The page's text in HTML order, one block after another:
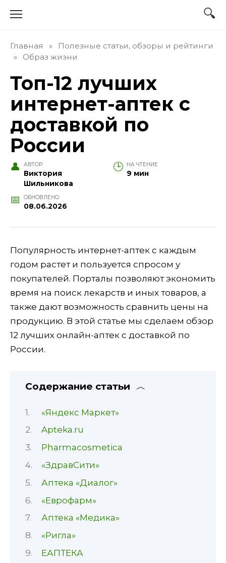
Главная »
Полезные статьи, обзоры и рейтинги
»
Образ жизни
Топ-12 лучших
интернет-аптек с
доставкой по
России
АВТОР
Виктория
Шильникова
НА ЧТЕНИЕ
9 мин
ОБНОВЛЕНО
08.06.2026
Популярность интернет-аптек с каждым
годом растет и пользуется спросом у
покупателей. Порталы позволяют экономить
время на поиск лекарств и иных товаров, а
также дают возможность сравнить цены на
продукцию. В этой статье мы сделаем обзор
12 лучших онлайн-аптек с доставкой по
России.
Содержание статьи
«Яндекс Маркет»
Apteka.ru
Pharmacosmetica
«ЗдравСити»
Аптека «Диалог»
«Еврофарм»
Аптека «Медика»
«Ригла»
ЕАПТЕКА